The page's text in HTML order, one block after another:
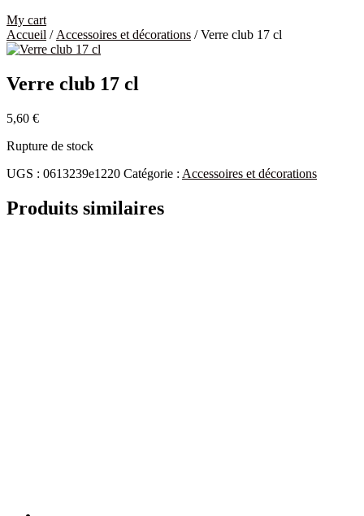
My cart
Accueil / Accessoires et décorations / Verre club 17 cl
Verre club 17 cl
5,60 €
Rupture de stock
UGS : 0613239e1220 Catégorie : Accessoires et décorations
Produits similaires